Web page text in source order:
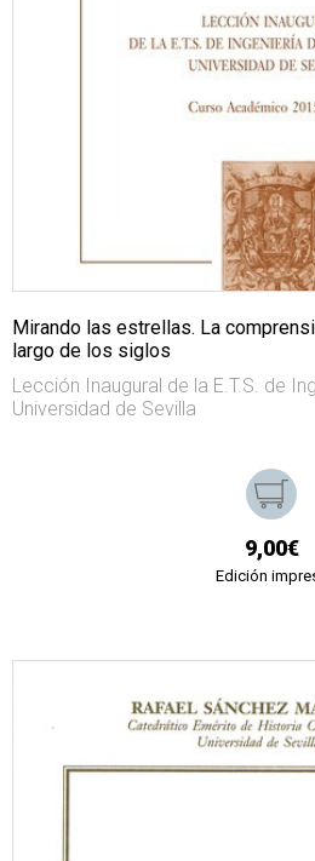
Mirando las estrellas. La
largo de los siglos
Lección Inaugural de la E.T.S. de
Universidad de Sevilla
9,00€
Edición